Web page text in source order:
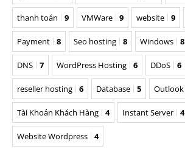
thanh toán 9 VMWare 9 website 9
Payment 8 Seo hosting 8 Windows 8
DNS 7 WordPress Hosting 6 DDoS 6
reseller hosting 6 Database 5 Outlook
Tài Khoản Khách Hàng 4 Instant Server 4
Website Wordpress 4